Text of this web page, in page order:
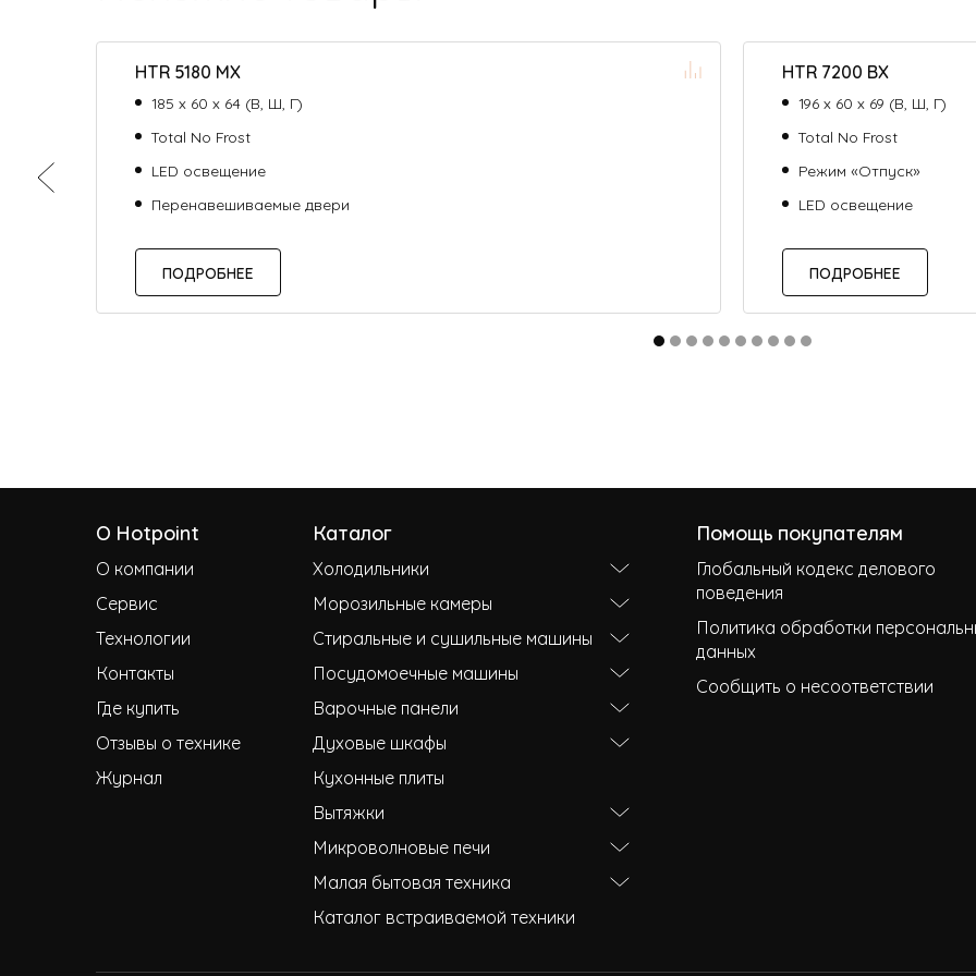
HTR 5180 MX
185 х 60 х 64 (В, Ш, Г)
Total No Frost
LED освещение
Перенавешиваемые двери
ПОДРОБНЕЕ
HTR 7200 BX
196 х 60 х 69 (В, Ш, Г)
Total No Frost
Режим «Отпуск»
LED освещение
ПОДРОБНЕЕ
О Hotpoint
О компании
Сервис
Технологии
Контакты
Где купить
Отзывы о технике
Журнал
Каталог
Холодильники
Морозильные камеры
Стиральные и сушильные машины
Посудомоечные машины
Варочные панели
Духовые шкафы
Кухонные плиты
Вытяжки
Микроволновые печи
Малая бытовая техника
Каталог встраиваемой техники
Помощь покупателям
Глобальный кодекс делового
поведения
Политика обработки
данных
Сообщить о несоответствии